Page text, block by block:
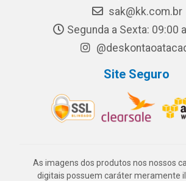
sak@kk.com.br
Segunda a Sexta: 09:00
Site Seguro
As imagens dos produtos nos nossos
digitais possuem caráter meramente